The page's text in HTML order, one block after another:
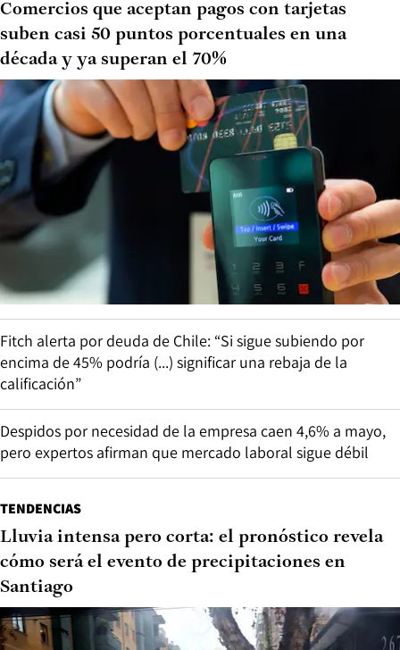
Comercios que aceptan pagos con tarjetas
suben casi 50 puntos porcentuales en una
década y ya superan el 70%
Fitch alerta por deuda de Chile: “Si sigue subiendo por
encima de 45% podría (...) significar una rebaja de la
calificación”
Despidos por necesidad de la empresa caen 4,6% a mayo,
pero expertos afirman que mercado laboral sigue débil
TENDENCIAS
Lluvia intensa pero corta: el pronóstico revela
cómo será el evento de precipitaciones en
Santiago